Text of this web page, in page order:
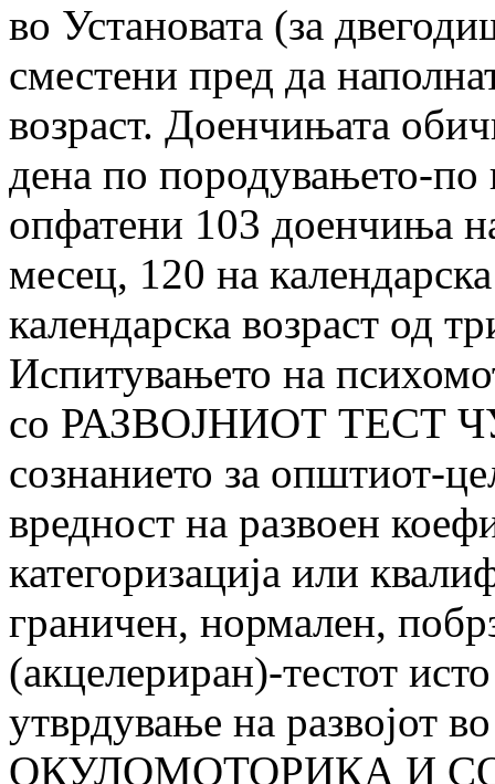
во Установата (за
сместени пред да
возраст. Доенчињата
дена по породувањето-
опфатени 103 доенчиња
месец, 120 на
календарска возраст од
Испитувањето на
со РАЗВОЈНИОТ ТЕСТ
сознанието за општиот-
вредност на развоен
категоризација или
граничен, нормален,
(акцелериран)-тестот
утврдување на
ОКУЛОМОТОРИКА И